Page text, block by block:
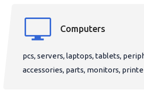
Computers
pcs, servers, laptops, tablets,
accessories, parts, monitors,